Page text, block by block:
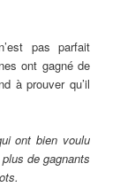
pas parfait
ont gagné de
à prouver qu’il
ont bien voulu
de gagnants